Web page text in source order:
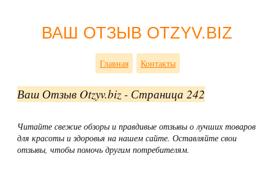
ВАШ ОТЗЫВ OTZYV.BIZ
Главная Контакты
Ваш Отзыв Otzyv.biz - Страница 242
Читайте свежие обзоры и правдивые отзывы о лучших товаров
для красоты и здоровья на нашем сайте. Оставляйте свои
отзывы, чтобы помочь другим потребителям.